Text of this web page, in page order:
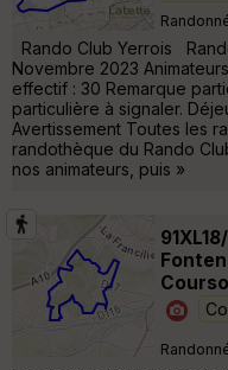
Rando Club Yerrois
Novembre 2023
effectif : 30 Remarque
particulière à signaler.
Avertissement Toutes les
randothèque du Rando
nos animateurs, puis »